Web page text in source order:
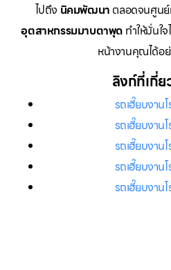
ไปถึง นิคมพัฒนา ตลอดจนศูนย์
อุตสาหกรรมมาบตาพุด ทำให้มั่นใ
หน้างานคุณได้อย่
ลิงก์ที่เกี่
รถเฮี๊ยบงาน
รถเฮี๊ยบงาน
รถเฮี๊ยบงาน
รถเฮี๊ยบงาน
รถเฮี๊ยบงาน